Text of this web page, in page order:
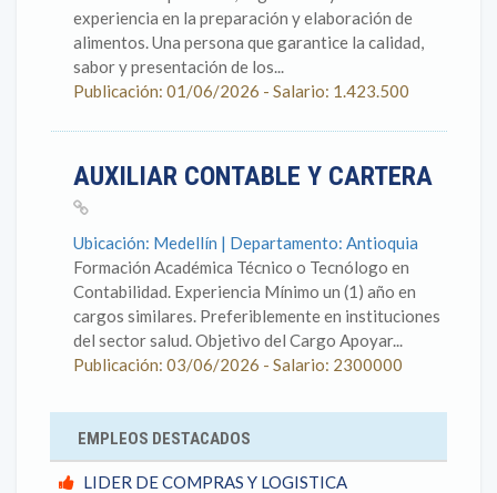
experiencia en la preparación y elaboración de
alimentos. Una persona que garantice la calidad,
sabor y presentación de los...
Publicación: 01/06/2026 - Salario: 1.423.500
AUXILIAR CONTABLE Y CARTERA
Ubicación: Medellín | Departamento: Antioquia
Formación Académica Técnico o Tecnólogo en
Contabilidad. Experiencia Mínimo un (1) año en
cargos similares. Preferiblemente en instituciones
del sector salud. Objetivo del Cargo Apoyar...
Publicación: 03/06/2026 - Salario: 2300000
EMPLEOS DESTACADOS
LIDER DE COMPRAS Y LOGISTICA